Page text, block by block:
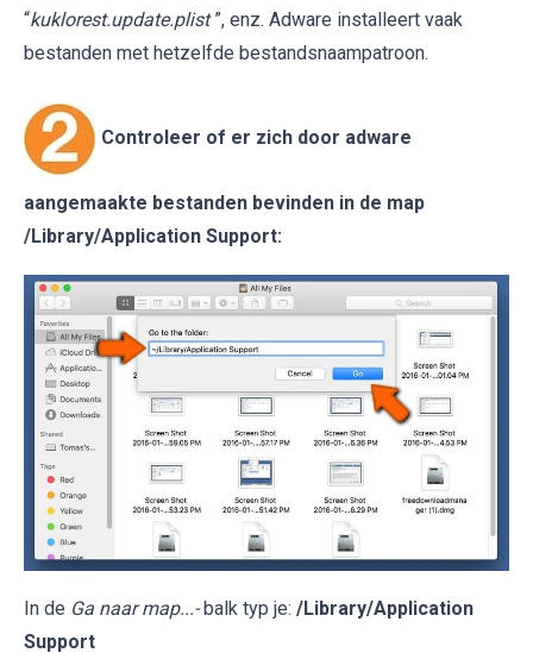
“kuklorest.update.plist ”, enz. Adware installeert vaak
bestanden met hetzelfde bestandsnaampatroon.
Controleer of er zich door adware
aangemaakte bestanden bevinden in de map
/Library/Application Support:
In de Ga naar map...- balk typ je: /Library/Application
Support